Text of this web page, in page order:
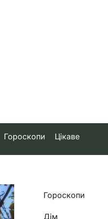
Гороскопи Цікаве
Гороскопи
Дім